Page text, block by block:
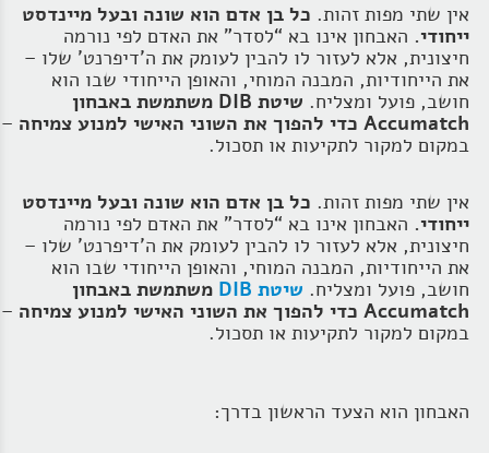
אין שתי מפות זהות. כל בן אדם הוא שונה ובעל מיינדסט
ייחודי. האבחון אינו בא “לסדר” את האדם לפי נורמה
חיצונית, אלא לעזור לו להבין לעומק את ה'דיפרנט' שלו –
את הייחודיות, המבנה המוחי, והאופן הייחודי שבו הוא
חושב, פועל ומצליח.
שיטת DIB משתמשת באבחון
Accumatch כדי להפוך את השוני האישי למנוע צמיחה
–
במקום למקור לתקיעות או תסכול.
אין שתי מפות זהות. כל בן אדם הוא שונה ובעל מיינדסט
ייחודי. האבחון אינו בא “לסדר” את האדם לפי נורמה
חיצונית, אלא לעזור לו להבין לעומק את ה'דיפרנט' שלו –
את הייחודיות, המבנה המוחי, והאופן הייחודי שבו הוא
חושב, פועל ומצליח. שיטת DIB
משתמשת באבחון
Accumatch כדי להפוך את השוני האישי למנוע צמיחה
–
במקום למקור לתקיעות או תסכול.
האבחון הוא הצעד הראשון בדרך: